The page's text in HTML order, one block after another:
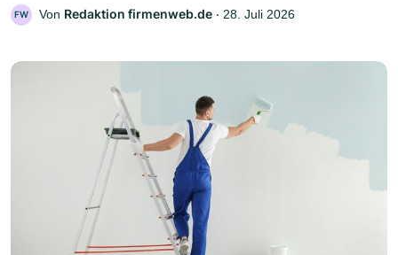
FW Von Redaktion firmenweb.de ‧ 28. Juli 2026